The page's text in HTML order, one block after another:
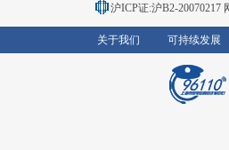
沪ICP证:沪B2-20070217
关于我们 可持续发展